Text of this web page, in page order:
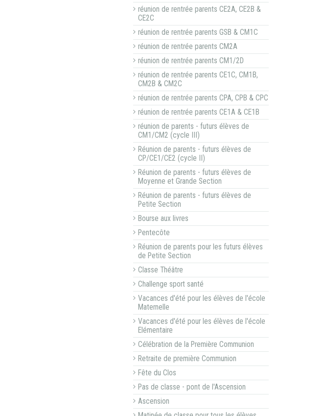
réunion de rentrée parents CE2A, CE2B &
CE2C
réunion de rentrée parents GSB & CM1C
réunion de rentrée parents CM2A
réunion de rentrée parents CM1/2D
réunion de rentrée parents CE1C, CM1B,
CM2B & CM2C
réunion de rentrée parents CPA, CPB & CPC
réunion de rentrée parents CE1A & CE1B
réunion de parents - futurs élèves de
CM1/CM2 (cycle III)
Réunion de parents - futurs élèves de
CP/CE1/CE2 (cycle II)
Réunion de parents - futurs élèves de
Moyenne et Grande Section
Réunion de parents - futurs élèves de
Petite Section
Bourse aux livres
Pentecôte
Réunion de parents pour les futurs élèves
de Petite Section
Classe Théâtre
Challenge sport santé
Vacances d'été pour les élèves de l'école
Maternelle
Vacances d'été pour les élèves de l'école
Elémentaire
Célébration de la Première Communion
Retraite de première Communion
Fête du Clos
Pas de classe - pont de l'Ascension
Ascension